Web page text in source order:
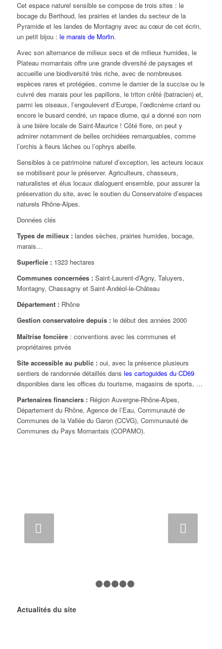
Cet espace naturel sensible se compose de trois sites : le
bocage du Berthoud, les prairies et landes du secteur de la
Pyramide et les landes de Montagny avec au cœur de cet écrin,
un petit bijou : le marais de Morlin.
Avec son alternance de milieux secs et de milieux humides, le
Plateau mornantais offre une grande diversité de paysages et
accueille une biodiversité très riche, avec de nombreuses
espèces rares et protégées, comme le damier de la succise ou le
cuivré des marais pour les papillons, le triton crêté (batracien) et,
parmi les oiseaux, l’engoulevent d’Europe, l’œdicnème criard ou
encore le busard cendré, un rapace diurne, qui a donné son nom
à une bière locale de Saint-Maurice ! Côté flore, on peut y
admirer notamment de belles orchidées remarquables, comme
l’orchis à fleurs lâches ou l’ophrys abeille.
Sensibles à ce patrimoine naturel d’exception, les acteurs locaux
se mobilisent pour le préserver. Agriculteurs, chasseurs,
naturalistes et élus locaux dialoguent ensemble, pour assurer la
préservation du site, avec le soutien du Conservatoire d’espaces
naturels Rhône-Alpes.
Données clés
Types de milieux :landes sèches, prairies humides, bocage,
marais…
Superficie : 1323 hectares
Communes concernées :Saint-Laurent-d’Agny, Taluyers,
Montagny, Chassagny et Saint-Andéol-le-Château
Département :Rhône
Gestion conservatoire depuis : le début des années 2000
Maîtrise foncière: conventions avec les communes et
propriétaires privés
Site accessible au public :oui, avec la présence plusieurs
sentiers de randonnée détaillés dans les cartoguides du CD69
disponibles dans les offices du tourisme, magasins de sports, …
Partenaires financiers :Région Auvergne-Rhône-Alpes,
Département du Rhône, Agence de l’Eau, Communauté de
Communes de la Vallée du Garon (CCVG), Communauté de
Communes du Pays Mornantais (COPAMO).
Actualités du site